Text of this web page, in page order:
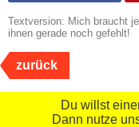
Textversion: Mich braucht
ihnen gerade noch gefehlt!
zurück
Du willst
Dann nutze